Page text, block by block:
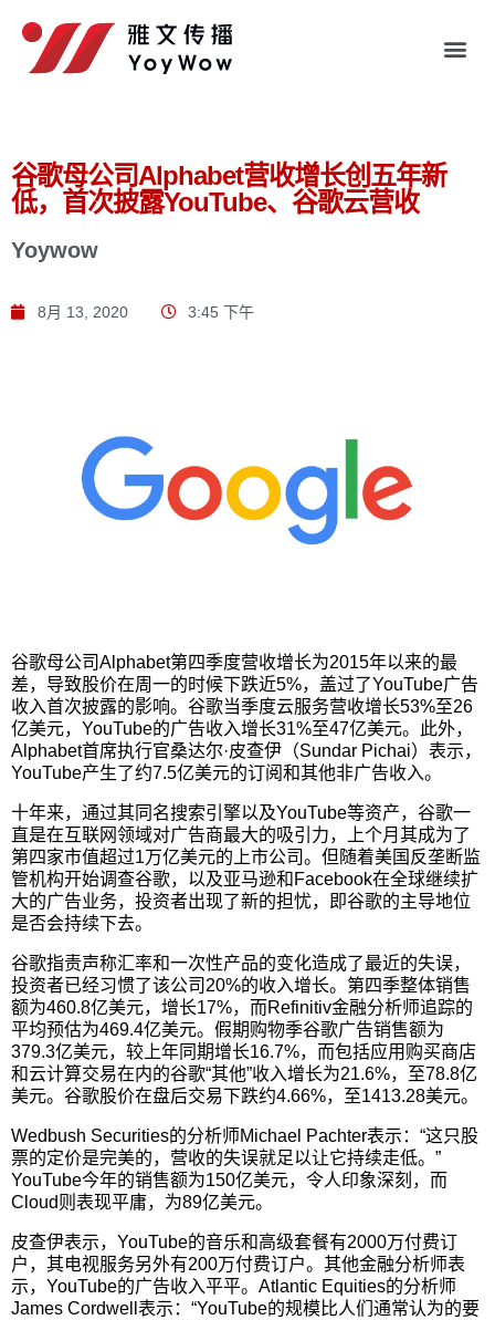
谷歌母公司Alphabet营收增长创五年新
低，首次披露YouTube、谷歌云营收
Yoywow
8月 13, 2020 3:45 下午
谷歌母公司Alphabet第四季度营收增长为2015年以来的最
差，导致股价在周一的时候下跌近5%，盖过了YouTube广告
收入首次披露的影响。谷歌当季度云服务营收增长53%至26
亿美元，YouTube的广告收入增长31%至47亿美元。此外，
Alphabet首席执行官桑达尔·皮查伊（Sundar Pichai）表示，
YouTube产生了约7.5亿美元的订阅和其他非广告收入。
十年来，通过其同名搜索引擎以及YouTube等资产，谷歌一
直是在互联网领域对广告商最大的吸引力，上个月其成为了
第四家市值超过1万亿美元的上市公司。但随着美国反垄断监
管机构开始调查谷歌，以及亚马逊和Facebook在全球继续扩
大的广告业务，投资者出现了新的担忧，即谷歌的主导地位
是否会持续下去。
谷歌指责声称汇率和一次性产品的变化造成了最近的失误，
投资者已经习惯了该公司20%的收入增长。第四季整体销售
额为460.8亿美元，增长17%，而Refinitiv金融分析师追踪的
平均预估为469.4亿美元。假期购物季谷歌广告销售额为
379.3亿美元，较上年同期增长16.7%，而包括应用购买商店
和云计算交易在内的谷歌“其他”收入增长为21.6%，至78.8亿
美元。谷歌股价在盘后交易下跌约4.66%，至1413.28美元。
Wedbush Securities的分析师Michael Pachter表示：“这只股
票的定价是完美的，营收的失误就足以让它持续走低。”
YouTube今年的销售额为150亿美元，令人印象深刻，而
Cloud则表现平庸，为89亿美元。
皮查伊表示，YouTube的音乐和高级套餐有2000万付费订
户，其电视服务另外有200万付费订户。其他金融分析师表
示，YouTube的广告收入平平。Atlantic Equities的分析师
James Cordwell表示：“YouTube的规模比人们通常认为的要